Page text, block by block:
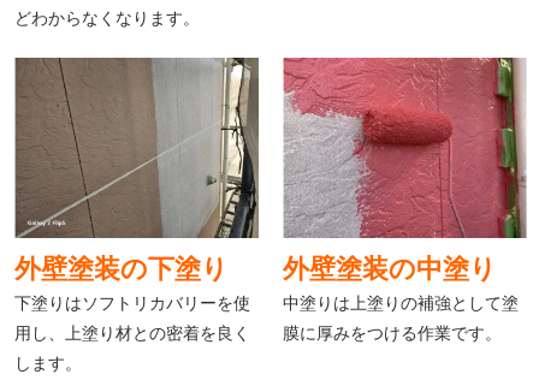
どわからなくなります。
外壁塗装の下塗り
下塗りはソフトリカバリーを使
用し、上塗り材との密着を良く
します。
外壁塗装の中塗り
中塗りは上塗りの補強として塗
膜に厚みをつける作業です。